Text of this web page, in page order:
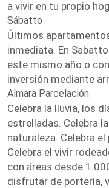
a vivir en tu propio
Sábatto
Últimos
inmediata. En
este mismo año o
inversión mediante
Almara Parcelación
Celebra la lluvia, los
estrelladas. Celebra
naturaleza. Celebra
Celebra el vivir
con áreas desde
disfrutar de portería,